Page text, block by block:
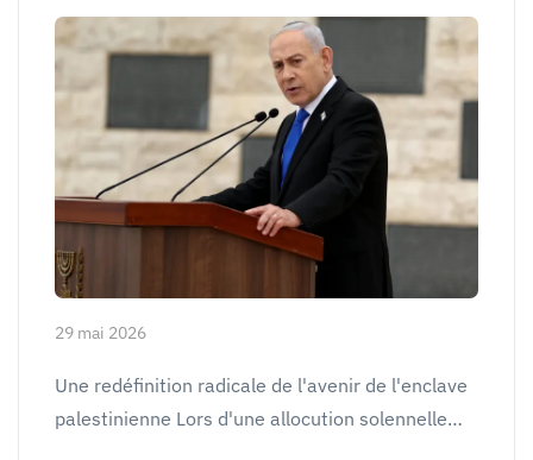
29 mai 2026
Une redéfinition radicale de l'avenir de l'enclave
palestinienne Lors d'une allocution solennelle…